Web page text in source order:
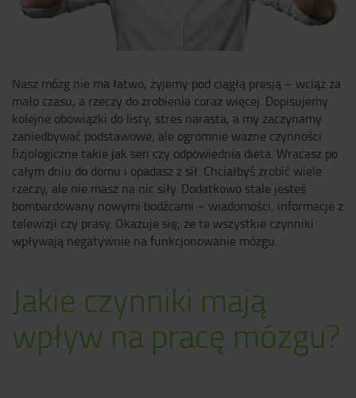
Nasz mózg nie ma łatwo, żyjemy pod ciągłą presją – wciąż za
mało czasu, a rzeczy do zrobienia coraz więcej. Dopisujemy
kolejne obowiązki do listy, stres narasta, a my zaczynamy
zaniedbywać podstawowe, ale ogromnie ważne czynności
fizjologiczne takie jak sen czy odpowiednia dieta. Wracasz po
całym dniu do domu i opadasz z sił. Chciałbyś zrobić wiele
rzeczy, ale nie masz na nic siły. Dodatkowo stale jesteś
bombardowany nowymi bodźcami – wiadomości, informacje z
telewizji czy prasy. Okazuje się, że te wszystkie czynniki
wpływają negatywnie na funkcjonowanie mózgu.
Jakie czynniki mają
wpływ na pracę mózgu?